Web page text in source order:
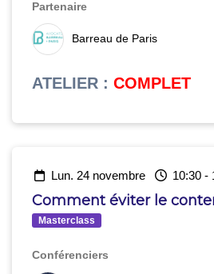
Partenaire
Barreau de Paris
ATELIER : COMPLET
lun. 24 novembre 10:30-
Comment éviter le
Masterclass
Conférenciers